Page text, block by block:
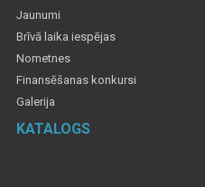
Jaunumi
Brīvā laika iespējas
Nometnes
Finansēšanas konkursi
Galerija
KATALOGS